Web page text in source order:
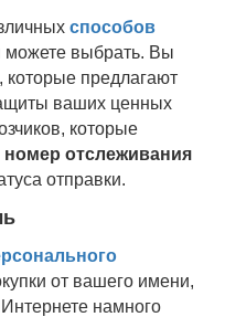
способов
можете выбрать. Вы
которые предлагают
ваших ценных
которые
номер отслеживания
отправки.
от вашего имени,
намного